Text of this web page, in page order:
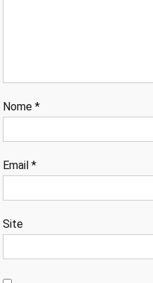
Nome *
Email *
Site